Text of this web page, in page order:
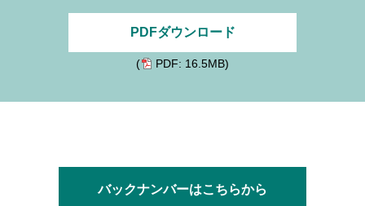
PDFダウンロード
( PDF: 16.5MB)
バックナンバーはこちらから